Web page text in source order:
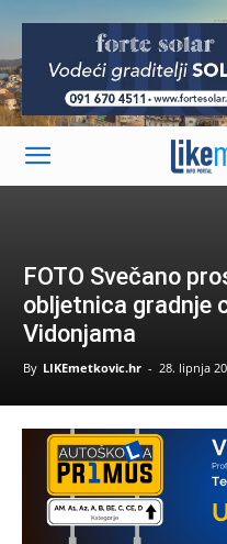
FOTO Svečano
obljetnica gradnje
Vidonjama
By LIKEmetkovic.hr - 28. lipnja